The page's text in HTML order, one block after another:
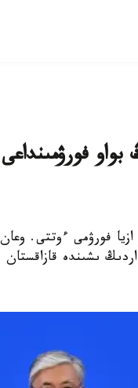
بواو
ازيا فورۋمى ءوتتى.
ىشىندە